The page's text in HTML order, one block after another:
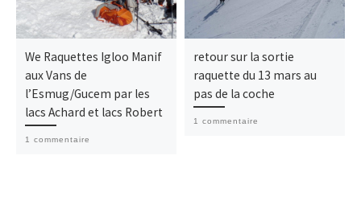
We Raquettes Igloo Manif
aux Vans de
l’Esmug/Gucem par les
lacs Achard et lacs Robert
1 commentaire
retour sur la sortie
raquette du 13 mars au
pas de la coche
1 commentaire